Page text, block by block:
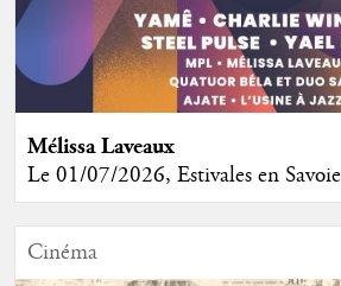
Mélissa Laveaux
Le 01/07/2026, Estivales en
Cinéma